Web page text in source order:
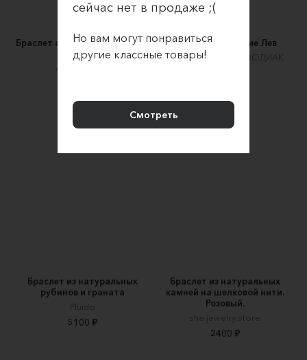
Браслет с розовым кварцем и
мрамором
Арт-бутик YK
Браслет Созвездие Лев
ZODIAC BRASLET | ЗОДИАК
Браслет из натуральных
рубинов и граната
Fluido
5100 ₽
Браслет из натуральных
камней на шелковой нити.
Розовый.
she.jewelry.store
2400 ₽
сейчас нет в продаже ;(
Но вам могут понравиться
другие классные товары!
Смотреть